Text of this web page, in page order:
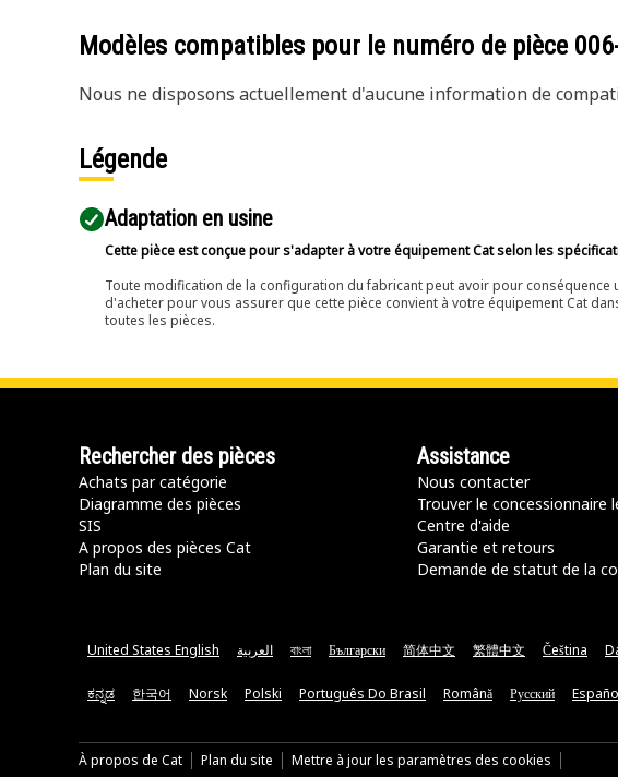
Modèles compatibles pour le numéro de pièce
Nous ne disposons actuellement d'aucune information de
Légende
Adaptation en usine
Cette pièce est conçue pour s'adapter à votre équipement Cat selon les
Toute modification de la configuration du fabricant peut avoir pour
d'acheter pour vous assurer que cette pièce convient à votre équipement Cat
toutes les pièces.
Rechercher des pièces
Achats par catégorie
Diagramme des pièces
SIS
A propos des pièces Cat
Plan du site
Assistance
Nous contacter
Trouver le concessionnaire
Centre d'aide
Garantie et retours
Demande de statut de la
United States English العربية বাংলা Български 简体中文 繁體中文 Čeština
ಕನ್ನಡ 한국어 Norsk Polski Português Do Brasil Română Русский
À propos de Cat Plan du site Mettre à jour les paramètres des cookies